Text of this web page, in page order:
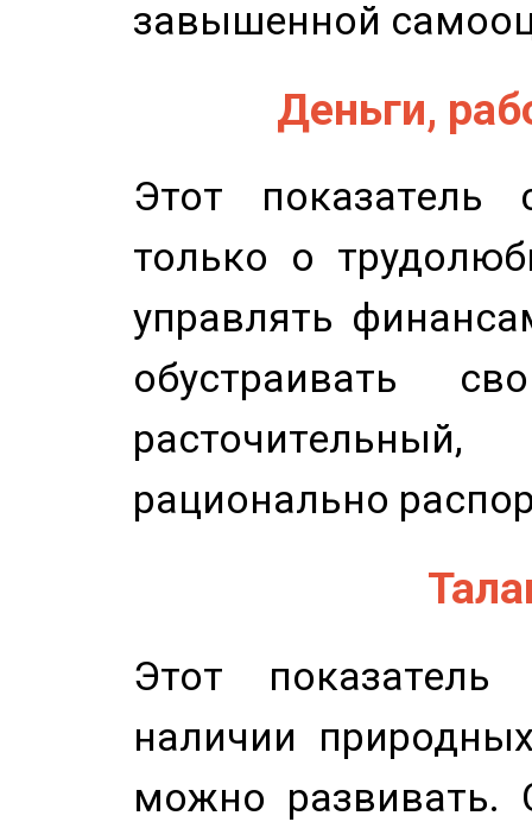
завышенной
Деньги,
Этот показатель
только о
управлять
обустраивать
рационально
Этот показатель
наличии
можно развивать.